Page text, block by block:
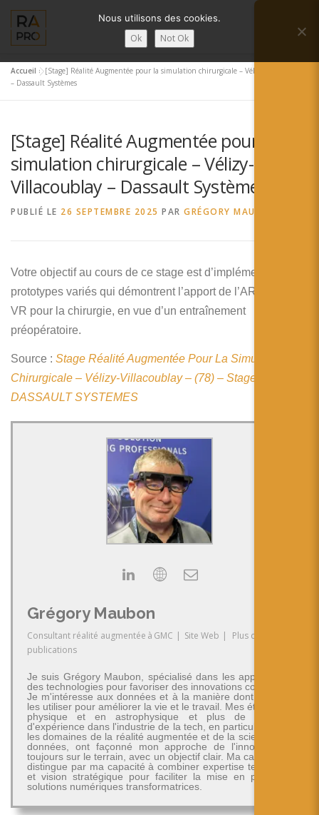
contenu
Menu
LA RÉALITÉ AUGMENTÉE ?
SERVICES RA’PRO ACTUALITÉ DE LA RA
CONTACTS FRANÇAIS
Deutsch
日本語
Español
Accueil »[Stage] Réalité Augmentée pour la simulation chirurgicale – Vélizy-Villacoublay
– Dassault Systèmes
[Stage] Réalité Augmentée pour la
simulation chirurgicale – Vélizy-
Villacoublay – Dassault Systèmes
PUBLIÉ LE 26 SEPTEMBRE 2025 PAR GRÉGORY MAUBON
Votre objectif au cours de ce stage est d’implémenter des
prototypes variés qui démontrent l’apport de l’AR et de la
VR pour la chirurgie, en vue d’un entraînement
préopératoire.
Source : Stage Réalité Augmentée Pour La Simulation
Chirurgicale – Vélizy-Villacoublay – (78) – Stage –
DASSAULT SYSTEMES
Grégory Maubon
Consultant réalité augmentée à GMC | Site Web |
Plus de
publications
Je suis Grégory Maubon, spécialisé dans les applications
des technologies pour favoriser des innovations concrètes.
Je m'intéresse aux données et à la manière dont on peut
les utiliser pour améliorer la vie et le travail. Mes études en
physique et en astrophysique et plus de 30 ans
d'expérience dans l'industrie de la tech, en particulier dans
les domaines de la réalité augmentée et de la science des
données, ont façonné mon approche de l'innovation -
toujours sur le terrain, avec un objectif clair. Ma carrière se
distingue par ma capacité à combiner expertise technique
et vision stratégique pour faciliter la mise en place de
solutions numériques transformatrices.
Nous utilisons des cookies.
Ok Not Ok